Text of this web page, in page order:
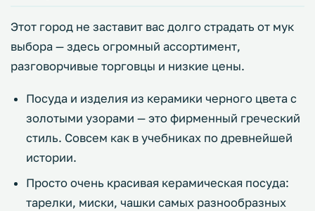
Этот город не заставит вас долго страдать от мук
выбора — здесь огромный ассортимент,
разговорчивые торговцы и низкие цены.
Посуда и изделия из керамики черного цвета с
золотыми узорами — это фирменный греческий
стиль. Совсем как в учебниках по древнейшей
истории.
Просто очень красивая керамическая посуда:
тарелки, миски, чашки самых разнообразных